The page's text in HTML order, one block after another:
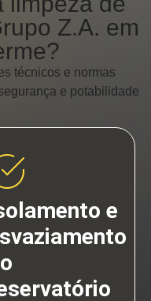
Z.A. em
técnicos e normas
e potabilidade
e